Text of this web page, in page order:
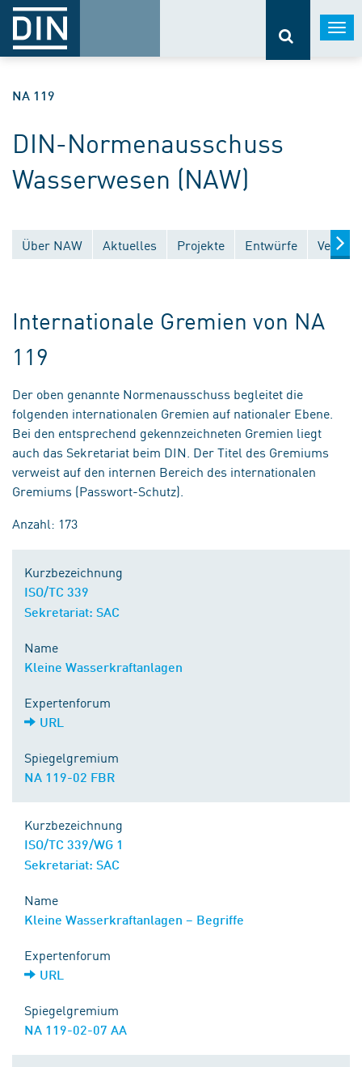
NA 119
DIN-Normenausschuss
Wasserwesen (NAW)
Über NAW Aktuelles Projekte Entwürfe
Internationale Gremien von NA
119
Der oben genannte Normenausschuss begleitet die
folgenden internationalen Gremien auf nationaler Ebene.
Bei den entsprechend gekennzeichneten Gremien liegt
auch das Sekretariat beim DIN. Der Titel des Gremiums
verweist auf den internen Bereich des internationalen
Gremiums (Passwort-Schutz).
Anzahl: 173
Kurzbezeichnung
ISO/TC 339
Sekretariat: SAC
Name
Kleine Wasserkraftanlagen
Expertenforum
URL
Spiegelgremium
NA 119-02 FBR
Kurzbezeichnung
ISO/TC 339/WG 1
Sekretariat: SAC
Name
Kleine Wasserkraftanlagen – Begriffe
Expertenforum
URL
Spiegelgremium
NA 119-02-07 AA